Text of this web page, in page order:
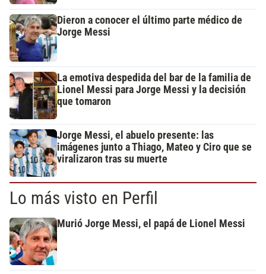
Dieron a conocer el último parte médico de
Jorge Messi
La emotiva despedida del bar de la familia de
Lionel Messi para Jorge Messi y la decisión
que tomaron
Jorge Messi, el abuelo presente: las
imágenes junto a Thiago, Mateo y Ciro que se
viralizaron tras su muerte
Lo más visto en Perfil
Murió Jorge Messi, el papá de Lionel Messi